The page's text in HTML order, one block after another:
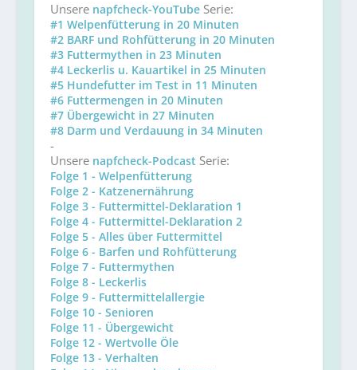
Unsere napfcheck-YouTubeSerie:
#1 Welpenfütterung in 20 Minuten
#2 BARF und Rohfütterung in 20 Minuten
#3 Futtermythen in 23 Minuten
#4 Leckerlis u. Kauartikel in 25 Minuten
#5 Hundefutter im Test in 11 Minuten
#6 Futtermengen in 20 Minuten
#7 Übergewicht in 27 Minuten
#8 Darm und Verdauung in 34 Minuten
-
Unsere napfcheck-Podcast Serie:
Folge 1 - Welpenfütterung
Folge 2 - Katzenernährung
Folge 3 - Futtermittel-Deklaration 1
Folge 4 - Futtermittel-Deklaration 2
Folge 5 - Alles über Futtermittel
Folge 6 - Barfen und Rohfütterung
Folge 7 - Futtermythen
Folge 8 - Leckerlis
Folge 9 - Futtermittelallergie
Folge 10 - Senioren
Folge 11 - Übergewicht
Folge 12 - Wertvolle Öle
Folge 13 - Verhalten